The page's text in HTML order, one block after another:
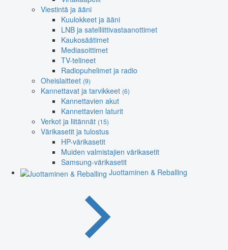
Viestintä ja ääni
Kuulokkeet ja ääni
LNB ja satelliittivastaanottimet
Kaukosäätimet
Mediasoittimet
TV-telineet
Radiopuhelimet ja radio
Oheislaitteet (9)
Kannettavat ja tarvikkeet (6)
Kannettavien akut
Kannettavien laturit
Verkot ja liitännät (15)
Värikasetit ja tulostus
HP-värikasetit
Muiden valmistajien värikasetit
Samsung-värikasetit
Juottaminen & Reballing